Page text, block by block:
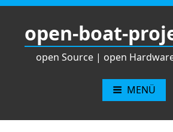
Zum
springenopen-boat-
open Source | open
MENÜ